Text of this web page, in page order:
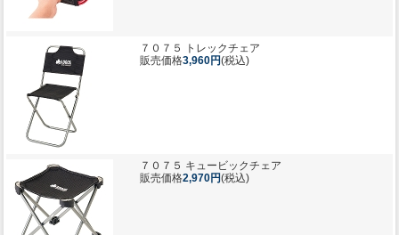
７０７５ トレックチェア
販売価格3,960円(税込)
７０７５ キュービックチェア
販売価格2,970円(税込)